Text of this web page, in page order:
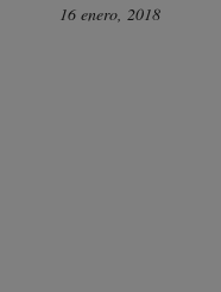
16 enero, 2018